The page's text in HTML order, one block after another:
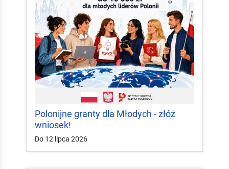
Polonijne granty dla Młodych - złóż
wniosek!
Do 12 lipca 2026